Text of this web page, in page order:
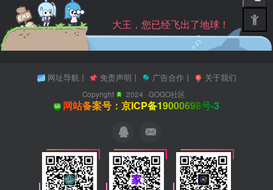
大王，您已经飞出了地球！
网址导航 丨 免责声明 丨 广告合作丨 关于我们
Copyright 2024 ·GOGO社区
网站备案号：京ICP备19000698号-3